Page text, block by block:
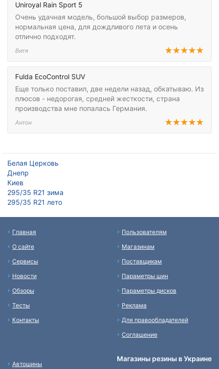
Uniroyal Rain Sport 5
Очень удачная модель, большой выбор размеров,
нормальная цена, для дождливого лета и осень
отлично подходят.
Витя
Fulda EcoControl SUV
Еще только поставил, две недели назад, обкатываю. Из
плюсов - недорогая, средней жесткости, страна
производства мне попалась Германия.
Антон
Белая Церковь
Днепр
Киев
295/35 R21 зима
295/35 R21 лето
Главная
О сайте
Сервисы
Новости
Обзоры
Тесты
Контакты
Пользователям
Магазинам
Поставщикам
Параметры шин
Параметры дисков
Реклама
Для правообладателей
Соглашение
Автошины
Магазины резины в Украине